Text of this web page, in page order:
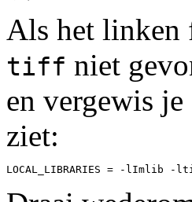
Als het linken
tiff niet
en vergewis je
ziet: